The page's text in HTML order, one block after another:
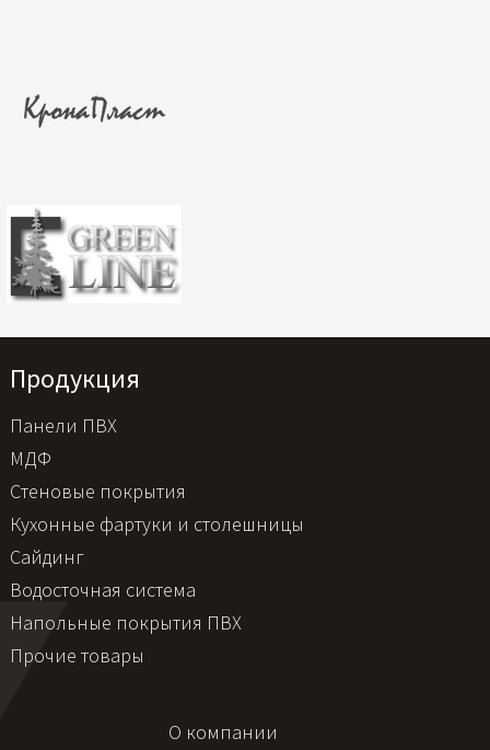
Продукция
Панели ПВХ
МДФ
Стеновые покрытия
Кухонные фартуки и столешницы
Сайдинг
Водосточная система
Напольные покрытия ПВХ
Прочие товары
О компании